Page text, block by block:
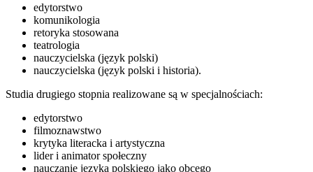
edytorstwo
komunikologia
retoryka stosowana
teatrologia
nauczycielska (język polski)
nauczycielska (język polski i historia).
Studia drugiego stopnia realizowane są w specjalnościach:
edytorstwo
filmoznawstwo
krytyka literacka i artystyczna
lider i animator społeczny
nauczanie języka polskiego jako obcego